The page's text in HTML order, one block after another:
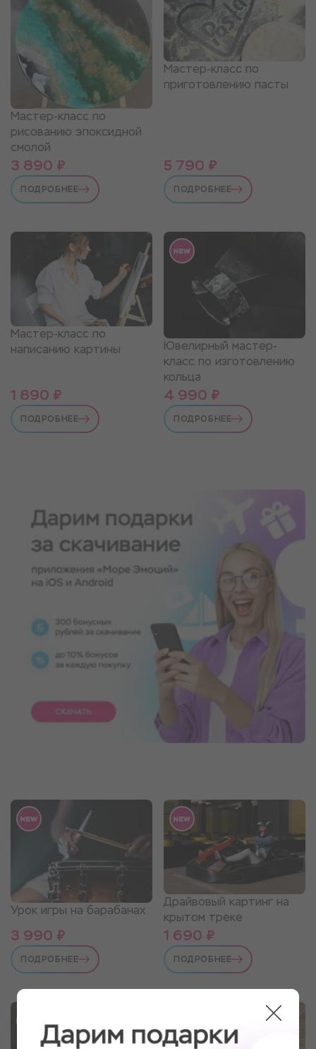
Мастер-класс по
рисованию эпоксидной
смолой
3 890 ₽
ПОДРОБНЕЕ
Мастер-класс по
приготовлению пасты
5 790 ₽
ПОДРОБНЕЕ
Мастер-класс по
написанию картины
1 890 ₽
ПОДРОБНЕЕ
Ювелирный мастер-
класс по изготовлению
кольца
4 990 ₽
ПОДРОБНЕЕ
Урок игры на барабанах
3 990 ₽
ПОДРОБНЕЕ
Драйвовый картинг на
крытом треке
1 690 ₽
ПОДРОБНЕЕ